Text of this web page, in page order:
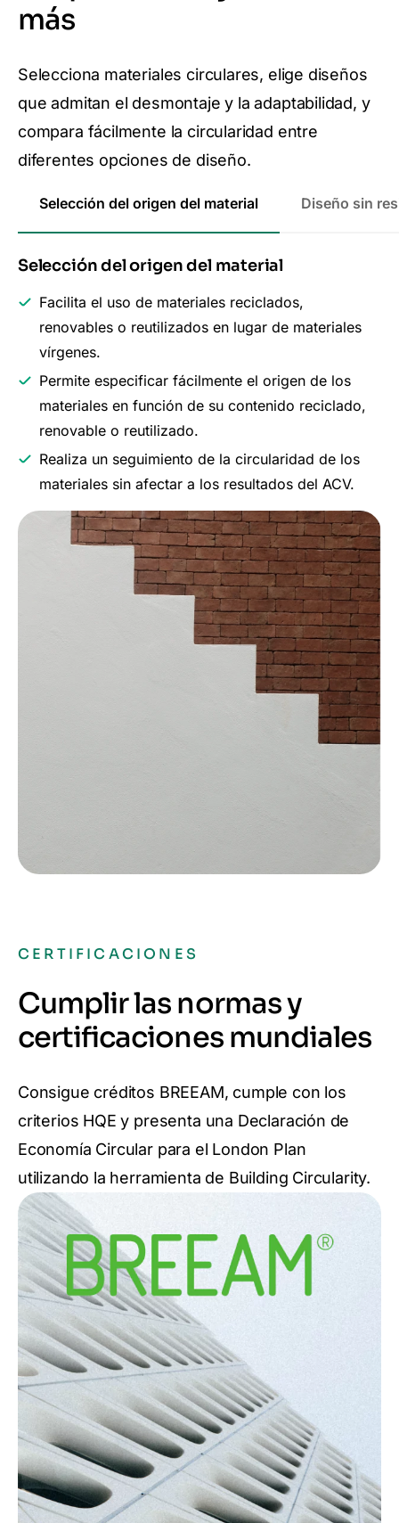
más
Selecciona materiales circulares, elige diseños
que admitan el desmontaje y la adaptabilidad, y
compara fácilmente la circularidad entre
diferentes opciones de diseño.
Selección del origen del material Diseño sin
Selección del origen del material
Facilita el uso de materiales reciclados,
renovables o reutilizados en lugar de materiales
vírgenes.
Permite especificar fácilmente el origen de los
materiales en función de su contenido reciclado,
renovable o reutilizado.
Realiza un seguimiento de la circularidad de los
materiales sin afectar a los resultados del ACV.
CERTIFICACIONES
Cumplir las normas y
certificaciones mundiales
Consigue créditos BREEAM, cumple con los
criterios HQE y presenta una Declaración de
Economía Circular para el London Plan
utilizando la herramienta de Building Circularity.